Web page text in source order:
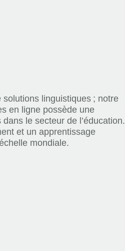
linguistiques ; notre
en ligne possède une
le secteur de l’éducation.
et un apprentissage
mondiale.